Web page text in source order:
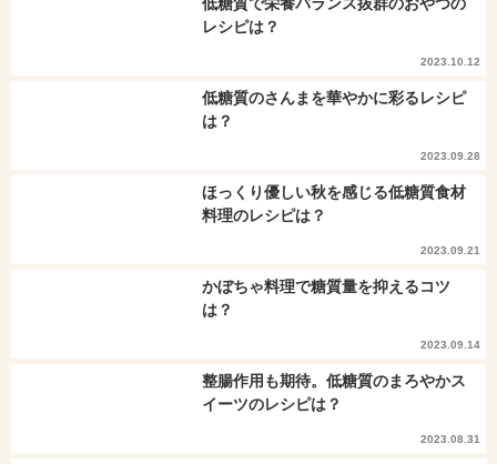
レシピは？
2023.10.12
低糖質のさんまを華やかに彩るレシピ
は？
2023.09.28
ほっくり優しい秋を感じる低糖質食材
料理のレシピは？
2023.09.21
かぼちゃ料理で糖質量を抑えるコツ
は？
2023.09.14
整腸作用も期待。低糖質のまろやかス
イーツのレシピは？
2023.08.31